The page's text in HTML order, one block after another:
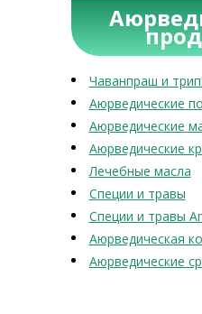
Чаванпраш и
Аюрведические
Аюрведические
Аюрведические
Лечебные масла
Специи и травы
Специи и травы
Аюрведическая
Аюрведические